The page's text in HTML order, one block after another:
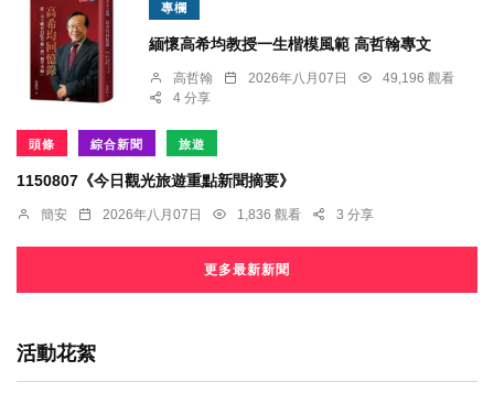
專欄
緬懷高希均教授一生楷模風範 高哲翰專文
高哲翰 2026年八月07日
49,196 觀看
4 分享
頭條 綜合新聞 旅遊
1150807《今日觀光旅遊重點新聞摘要》
簡安 2026年八月07日 1,836 觀看 3 分享
更多最新新聞
活動花絮